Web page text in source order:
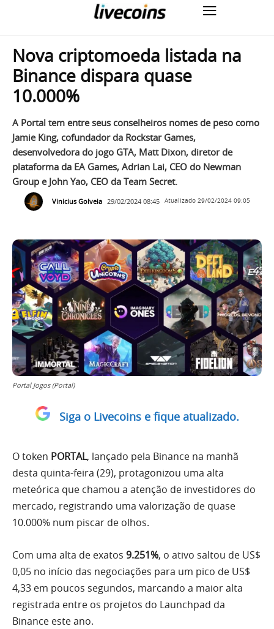
Nova criptomoeda listada na
Binance dispara quase
10.000%
A Portal tem entre seus conselheiros nomes de peso como
Jamie King, cofundador da Rockstar Games,
desenvolvedora do jogo GTA, Matt Dixon, diretor de
plataforma da EA Games, Adrian Lai, CEO do Newman
Group e John Yao, CEO da Team Secret.
Vinicius Golveia 29/02/2024 08:45 Atualizado 29/02/2024 09:05
Portal Jogos (Portal)
Siga o Livecoins e fique atualizado.
O token PORTAL, lançado pela Binance na manhã
desta quinta-feira (29), protagonizou uma alta
meteórica que chamou a atenção de investidores do
mercado, registrando uma valorização de quase
10.000% num piscar de olhos.
Com uma alta de exatos 9.251%, o ativo saltou de US$
0,05 no início das negociações para um pico de US$
4,33 em poucos segundos, marcando a maior alta
registrada entre os projetos do Launchpad da
Binance este ano.